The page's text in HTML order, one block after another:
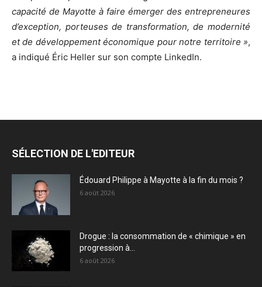
capacité de Mayotte à faire émerger des entrepreneures
d’exception, porteuses de transformation, de modernité
et de développement économique pour notre territoire »,
a indiqué Éric Heller sur son compte LinkedIn.
SÉLECTION DE L'EDITEUR
Édouard Philippe à Mayotte à la fin du mois ?
6 août 2026
Drogue : la consommation de « chimique » en
progression à...
6 août 2026